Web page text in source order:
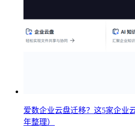
爱数企业云盘迁移？这5家企业
年整理）